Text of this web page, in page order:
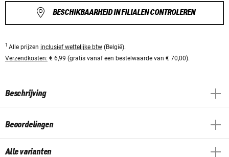
BESCHIKBAARHEID IN FILIALEN CONTROLEREN
1 Alle prijzen inclusief wettelijke btw (België).
Verzendkosten: € 6,99 (gratis vanaf een bestelwaarde van € 70,00).
Beschrijving
Beoordelingen
Alle varianten